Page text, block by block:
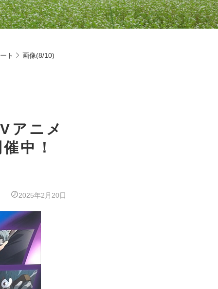
ト 画像(8/10)
アニメ
中！
2025年2月20日